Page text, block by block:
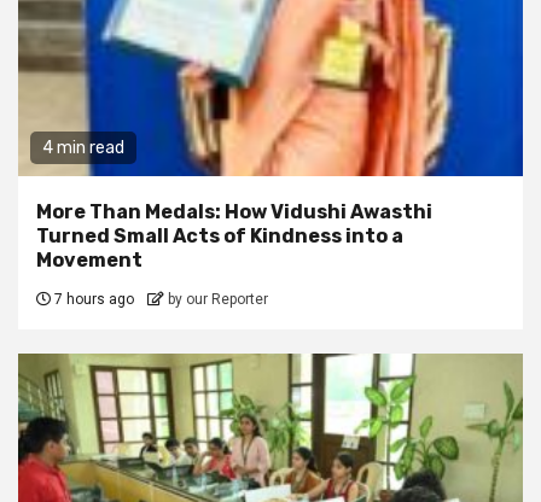
4 min read
More Than Medals: How Vidushi Awasthi
Turned Small Acts of Kindness into a
Movement
7 hours ago by our Reporter